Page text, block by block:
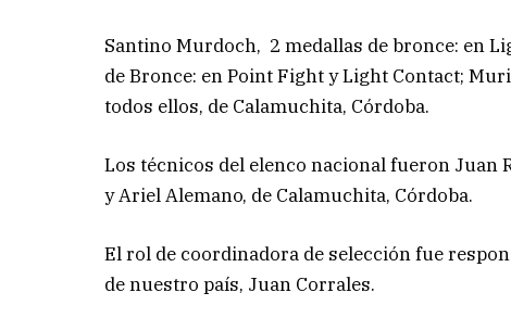
Santino Murdoch, 2 medallas de bronce: en
de Bronce: en Point Fight y Light Contact;
todos ellos, de Calamuchita, Córdoba.
Los técnicos del elenco nacional fueron Juan
y Ariel Alemano, de Calamuchita, Córdoba.
El rol de coordinadora de selección fue
de nuestro país, Juan Corrales.